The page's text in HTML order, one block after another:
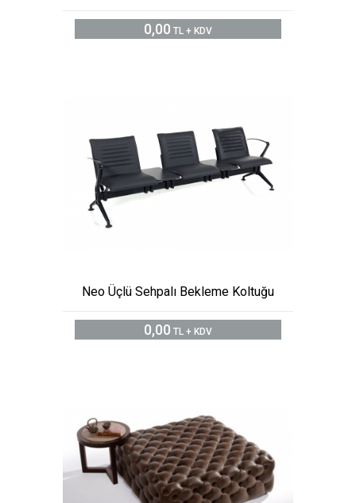
0,00 TL + KDV
Neo Üçlü Sehpalı Bekleme Koltuğu
0,00 TL + KDV